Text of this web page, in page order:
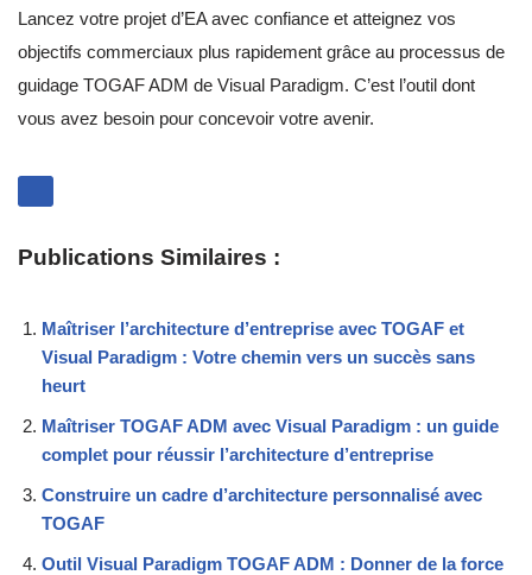
Lancez votre projet d’EA avec confiance et atteignez vos
objectifs commerciaux plus rapidement grâce au processus de
guidage TOGAF ADM de Visual Paradigm. C’est l’outil dont
vous avez besoin pour concevoir votre avenir.
Publications Similaires :
Maîtriser l’architecture d’entreprise avec TOGAF et
Visual Paradigm : Votre chemin vers un succès sans
heurt
Maîtriser TOGAF ADM avec Visual Paradigm : un guide
complet pour réussir l’architecture d’entreprise
Construire un cadre d’architecture personnalisé avec
TOGAF
Outil Visual Paradigm TOGAF ADM : Donner de la force